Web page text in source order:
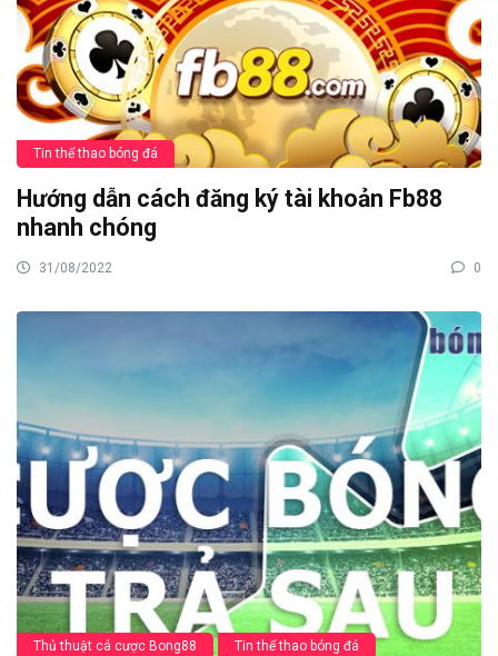
Tin thể thao bóng đá
Hướng dẫn cách đăng ký tài khoản Fb88
nhanh chóng
31/08/2022 0
Thủ thuật cá cược Bong88 Tin thể thao bóng đá